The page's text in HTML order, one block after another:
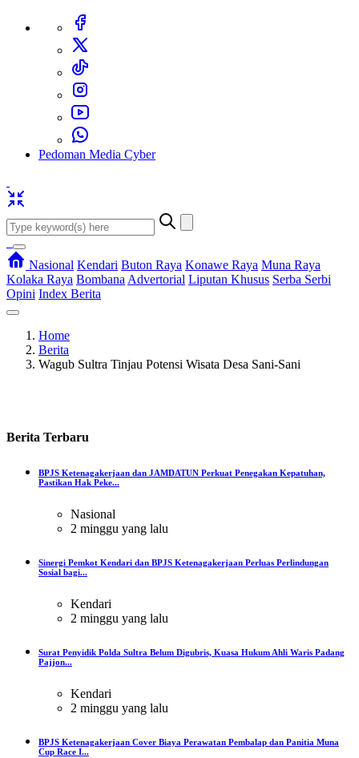
Pedoman Media Cyber
Nasional Kendari Buton Raya Konawe Raya Muna Raya
Kolaka Raya Bombana Advertorial Liputan Khusus Serba Serbi
Opini Index Berita
Home
Berita
Wagub Sultra Tinjau Potensi Wisata Desa Sani-Sani
Berita Terbaru
BPJS Ketenagakerjaan dan JAMDATUN Perkuat Penegakan Kepatuhan,
Pastikan Hak Peke...
Nasional
2 minggu yang lalu
Sinergi Pemkot Kendari dan BPJS Ketenagakerjaan Perluas Perlindungan
Sosial bagi...
Kendari
2 minggu yang lalu
Surat Penyidik Polda Sultra Belum Digubris, Kuasa Hukum Ahli Waris Padang
Pajjon...
Kendari
2 minggu yang lalu
BPJS Ketenagakerjaan Cover Biaya Perawatan Pembalap dan Panitia Muna
Cup Race I...